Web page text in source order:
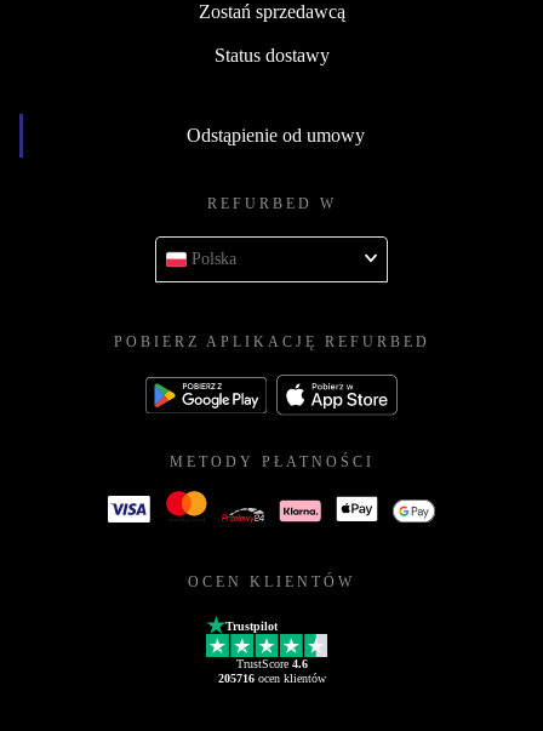
Zostań sprzedawcą
Status dostawy
Odstąpienie od umowy
REFURBED W
Polska
POBIERZ APLIKACJĘ REFURBED
METODY PŁATNOŚCI
OCEN KLIENTÓW
Trustpilot
TrustScore 4.6
205716ocen klientów